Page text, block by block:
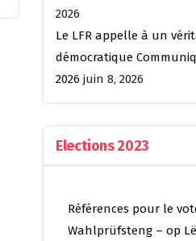
2026
Le LFR appelle à un
démocratique
2026 juin 8, 2026
Elections 2023
Références pour le
Wahlprüfsteng – op